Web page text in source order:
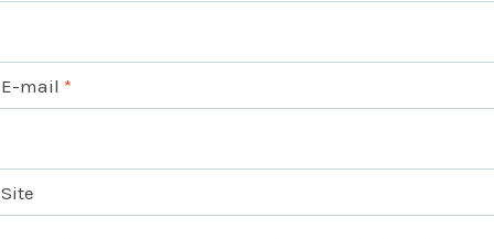
E-mail *
Site